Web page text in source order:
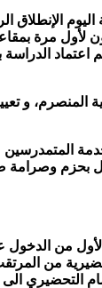
لاستقبال التلاميذ
لولاية وهران فإن
وباء كوفيد فقد تم
خلال شهر جويلية
لنقل 13139 تلميذ إلا أن أغلب
بحزم
من الدخول
من
التحضيري الى